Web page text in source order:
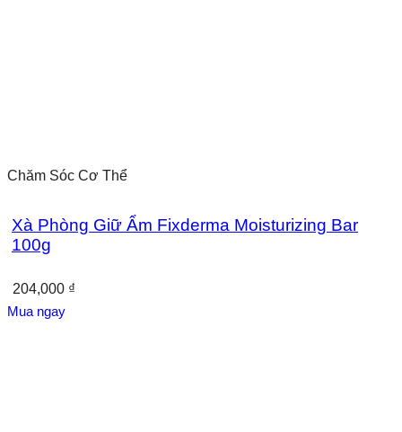
Chăm Sóc Cơ Thể
Xà Phòng Giữ Ẩm Fixderma Moisturizing Bar
100g
204,000 ₫